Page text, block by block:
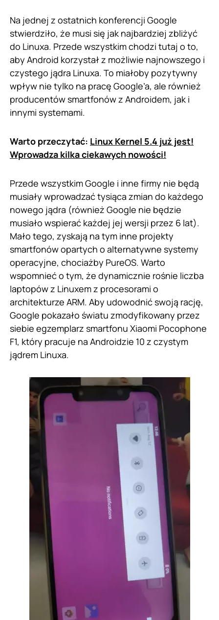
Na jednej z ostatnich konferencji Google
stwierdziło, że musi się jak najbardziej zbliżyć
do Linuxa. Przede wszystkim chodzi tutaj o to,
aby Android korzystał z możliwie najnowszego i
czystego jądra Linuxa. To miałoby pozytywny
wpływ nie tylko na pracę Google’a, ale również
producentów smartfonów z Androidem, jak i
innymi systemami.
Warto przeczytać: Linux Kernel 5.4 już jest!
Wprowadza kilka ciekawych nowości!
Przede wszystkim Google i inne firmy nie będą
musiały wprowadzać tysiąca zmian do każdego
nowego jądra (również Google nie będzie
musiało wspierać każdej jej wersji przez 6 lat).
Mało tego, zyskają na tym inne projekty
smartfonów opartych o alternatywne systemy
operacyjne, chociażby PureOS. Warto
wspomnieć o tym, że dynamicznie rośnie liczba
laptopów z Linuxem z procesorami o
architekturze ARM. Aby udowodnić swoją rację,
Google pokazało światu zmodyfikowany przez
siebie egzemplarz smartfonu Xiaomi Pocophone
F1, który pracuje na Androidzie 10 z czystym
jądrem Linuxa.